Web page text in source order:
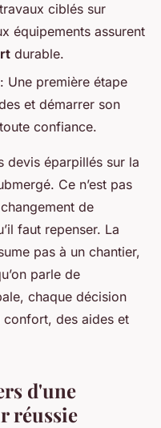
ciblés sur
équipements assurent
durable.
: Une première étape
et démarrer son
confiance.
devis éparpillés sur la
Ce n’est pas
de
faut repenser. La
pas à un chantier,
parle de
chaque décision
confort, des aides et
d'une
réussie